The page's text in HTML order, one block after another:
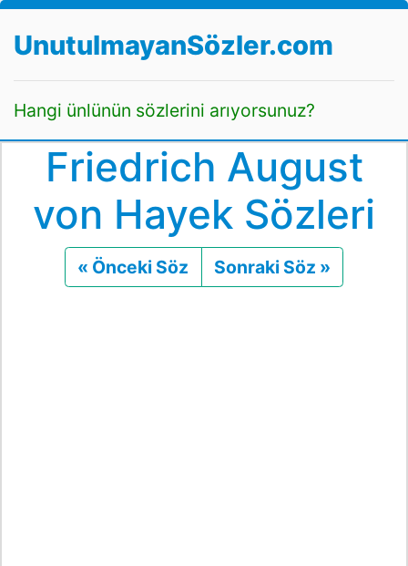
UnutulmayanSözler.com
Hangi ünlünün sözlerini arıyorsunuz?
Friedrich August
von Hayek Sözleri
« Önceki Söz Önceki
Sonraki Söz »